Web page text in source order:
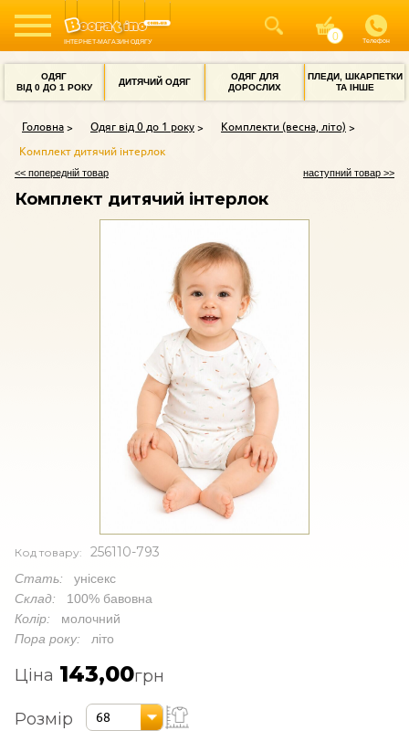
ІНТЕРНЕТ-МАГАЗИН ОДЯГУ Телефон
ОДЯГ
ВІД 0 ДО 1 РОКУ
ДИТЯЧИЙ ОДЯГ
ОДЯГ ДЛЯ
ДОРОСЛИХ
ПЛЕДИ, ШКАРПЕТКИ
ТА ІНШЕ
Головна Одяг від 0 до 1 року
Комплекти (весна, літо)
Комплект дитячий інтерлок
<< попередній товар наступний товар >>
Комплект дитячий інтерлок
Код товару: 256110-793
Стать: унісекс
Склад: 100% бавовна
Колір: молочний
Пора року: літо
Ціна 143,00грн
Розмір 68